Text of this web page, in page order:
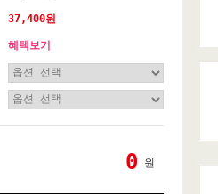
37,400원
혜택보기
0 원